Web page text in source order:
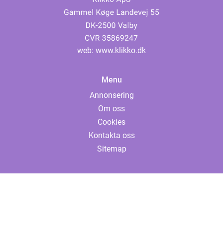
web: www.klikko.dk
Menu
Annonsering
Om oss
Cookies
Kontakta oss
Sitemap